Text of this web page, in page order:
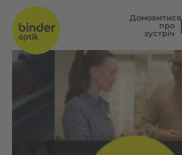
Домовитися
про
зустріч